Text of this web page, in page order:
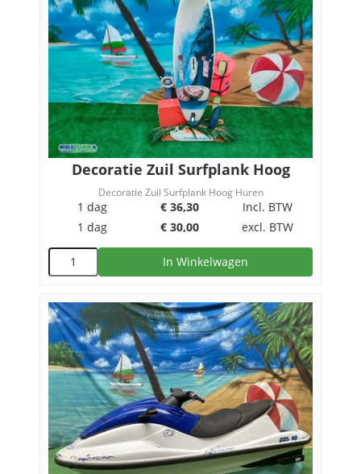
Decoratie Zuil Surfplank Hoog
Decoratie Zuil Surfplank Hoog Huren
1 dag € 36,30
Incl. BTW
1 dag
€ 30,00 excl. BTW
In Winkelwagen